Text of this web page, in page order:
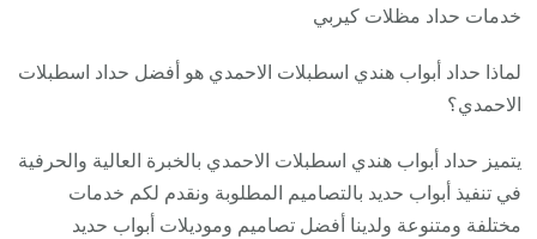
خدمات حداد مظلات كيربي
لماذا حداد أبواب هندي اسطبلات الاحمدي هو أفضل حداد اسطبلات
الاحمدي؟
يتميز حداد أبواب هندي اسطبلات الاحمدي بالخبرة العالية والحرفية
في تنفيذ أبواب حديد بالتصاميم المطلوبة ونقدم لكم خدمات
مختلفة ومتنوعة ولدينا أفضل تصاميم وموديلات أبواب حديد